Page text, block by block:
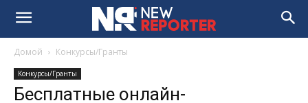
Домой Конкурсы/Гранты
Конкурсы/Гранты
Бесплатные онлайн-